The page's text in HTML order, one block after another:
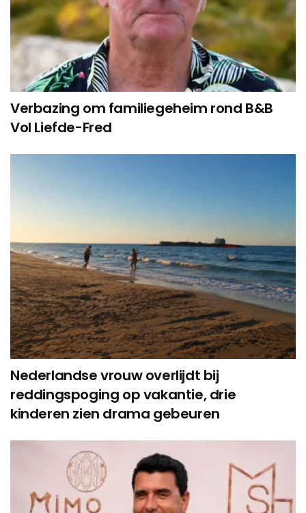
Verbazing om familiegeheim rond B&B
Vol Liefde-Fred
Nederlandse vrouw overlijdt bij
reddingspoging op vakantie, drie
kinderen zien drama gebeuren